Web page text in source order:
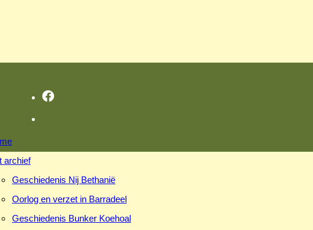
archief
Geschiedenis Nij Bethanië
Oorlog en verzet in Barradeel
Geschiedenis Bunker Koehoal